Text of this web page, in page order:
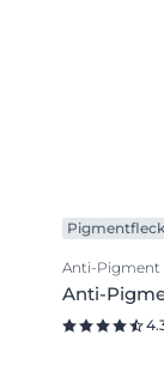
Anti-Pigment
Anti-